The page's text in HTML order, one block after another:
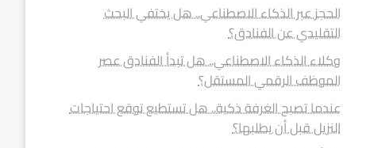
الحجز عبر الذكاء الاصطناعي.. هل يختفي البحث
التقليدي عن الفنادق؟
وكلاء الذكاء الاصطناعي.. هل تبدأ الفنادق عصر
الموظف الرقمي المستقل؟
عندما تصبح الغرفة ذكية.. هل تستطيع توقع احتياجات
النزيل قبل أن يطلبها؟